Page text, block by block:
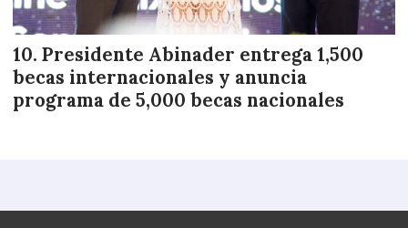
Presidente Abinader entrega 1,500
becas internacionales y anuncia
programa de 5,000 becas nacionales